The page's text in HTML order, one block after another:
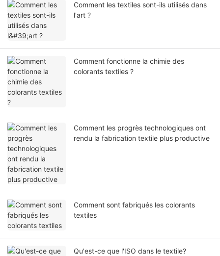
Comment les textiles sont-ils utilisés dans
l'art ?
Comment fonctionne la chimie des
colorants textiles ?
Comment les progrès technologiques ont
rendu la fabrication textile plus productive
Comment sont fabriqués les colorants
textiles
Qu'est-ce que l'ISO dans le textile?